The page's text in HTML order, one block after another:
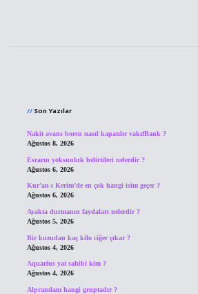
Son Yazılar
Nakit avans borcu nasıl kapatılır vakıfBank ?
Ağustos 8, 2026
Esrarın yoksunluk belirtileri nelerdir ?
Ağustos 6, 2026
Kur’an-ı Kerim’de en çok hangi isim geçer ?
Ağustos 6, 2026
Ayakta durmanın faydaları nelerdir ?
Ağustos 5, 2026
Bir kuzudan kaç kilo ciğer çıkar ?
Ağustos 4, 2026
Aquarius yat sahibi kim ?
Ağustos 4, 2026
Alprazolam hangi gruptadır ?